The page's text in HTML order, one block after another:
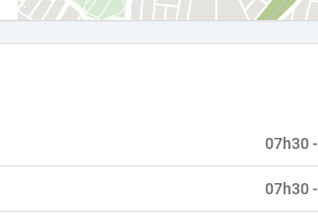
07h30
07h30